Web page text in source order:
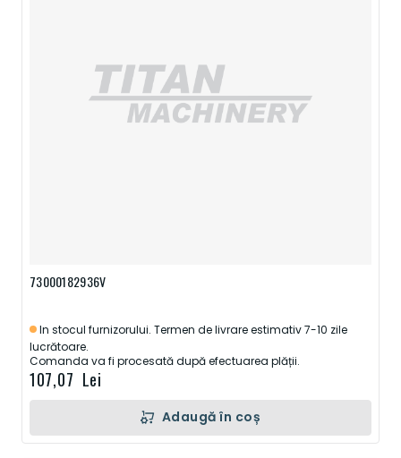
73000182936V
In stocul furnizorului. Termen de livrare estimativ 7-10 zile
lucrătoare.
Comanda va fi procesată după efectuarea plății.
107,07 Lei
Adaugă în coș